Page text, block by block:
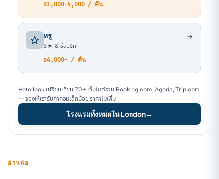
฿1,800–4,000 / คืน
หรู
5★ & รีสอร์ท
฿4,000+ / คืน
Hotellook เปรียบเทียบ 70+ เว็บไซต์รวม Booking.com, Agoda, Trip.com
— จองให้เรารับค่าคอมเล็กน้อย ราคาไม่เพิ่ม
โรงแรมทั้งหมดใน London→
อ่านต่อ